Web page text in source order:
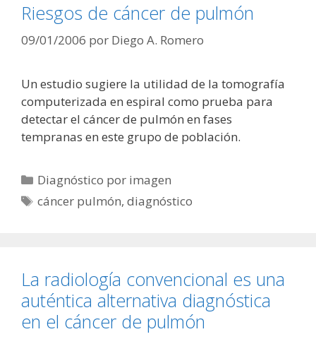
Riesgos de cáncer de pulmón
09/01/2006 por Diego A. Romero
Un estudio sugiere la utilidad de la tomografía
computerizada en espiral como prueba para
detectar el cáncer de pulmón en fases
tempranas en este grupo de población.
Categorías
Diagnóstico por imagen
Etiquetas
cáncer pulmón,diagnóstico
La radiología convencional es una
auténtica alternativa diagnóstica
en el cáncer de pulmón